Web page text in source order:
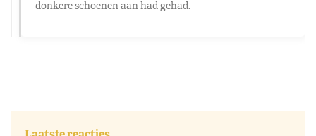
donkere schoenen aan had gehad.